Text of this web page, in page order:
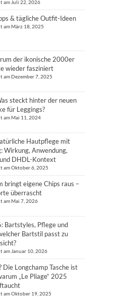
am Juli 22, 2026
& tägliche Outfit-Ideen
am März 18, 2025
der ikonische 2000er
wieder fasziniert
am Dezember 7, 2025
steckt hinter der neuen
für Leggings?
am Mai 11, 2024
Hautpflege mit
Wirkung, Anwendung,
DHDL-Kontext
am Oktober 6, 2025
bringt eigene Chips raus –
überrascht
am Mai 7, 2026
Bartstyles, Pflege und
Bartstil passt zu
am Januar 10, 2026
Die Longchamp Tasche ist
„Le Pliage“ 2025
am Oktober 19, 2025